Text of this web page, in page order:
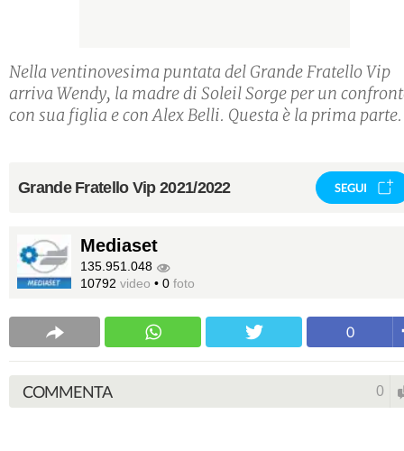
Nella ventinovesima puntata del Grande Fratello Vip
arriva Wendy, la madre di Soleil Sorge per un
con sua figlia e con Alex Belli. Questa è la prima
Grande Fratello Vip 2021/2022 SEGUI
Mediaset
135.951.048
10792 video • 0 foto
0
COMMENTA 0